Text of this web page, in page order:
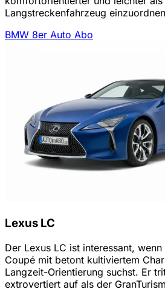
Langstreckenfahrzeug
BMW 8er Auto Abo
Lexus LC
Der Lexus LC ist interessant,
Coupé mit betont kultiviertem
Langzeit-Orientierung suchst. Er
extrovertiert auf als der